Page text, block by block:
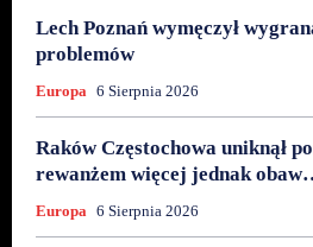
Lech Poznań wymęczył
problemów
Europa 6 Sierpnia 2026
Raków Częstochowa uniknął
rewanżem więcej jednak
Europa 6 Sierpnia 2026